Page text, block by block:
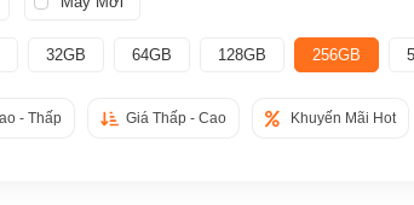
32GB 64GB 128GB 256GB
- Thấp Giá Thấp - Cao Khuyến Mãi Hot